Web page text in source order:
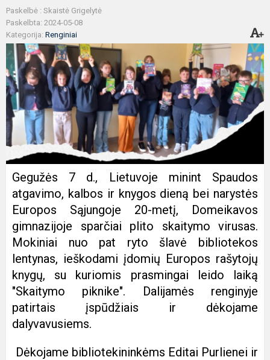
Paskelbė : Skaistė Grigelytė
Paskelbta: 2024-05-08
Kategorija: Renginiai
Gegužės 7 d., Lietuvoje minint Spaudos
atgavimo, kalbos ir knygos dieną bei narystės
Europos Sąjungoje 20-metį, Domeikavos
gimnazijoje sparčiai plito skaitymo virusas.
Mokiniai nuo pat ryto šlavė bibliotekos
lentynas, ieškodami įdomių Europos rašytojų
knygų, su kuriomis prasmingai leido laiką
"Skaitymo piknike". Dalijamės renginyje
patirtais įspūdžiais ir dėkojame
dalyvavusiems.
Dėkojame bibliotekininkėms Editai Purlienei ir